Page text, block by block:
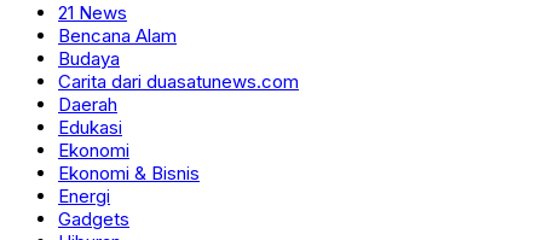
21 News
Bencana Alam
Budaya
Carita dari duasatunews.com
Daerah
Edukasi
Ekonomi
Ekonomi & Bisnis
Energi
Gadgets